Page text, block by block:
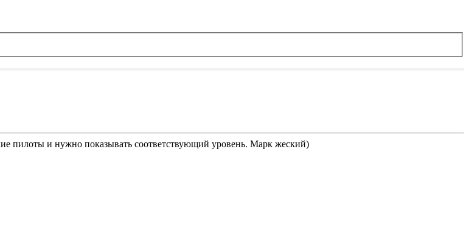
пилоты и нужно показывать соответствующий уровень. Марк жеский)